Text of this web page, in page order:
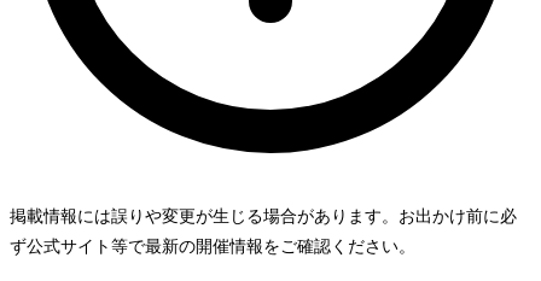
掲載情報には誤りや変更が生じる場合があります。お出かけ前に必
ず公式サイト等で最新の開催情報をご確認ください。